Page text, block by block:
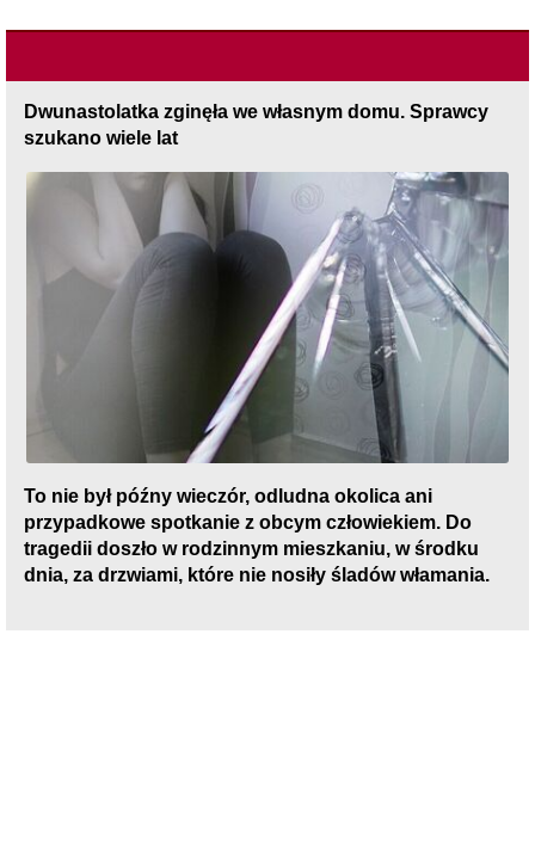
Dwunastolatka zginęła we własnym domu. Sprawcy
szukano wiele lat
To nie był późny wieczór, odludna okolica ani
przypadkowe spotkanie z obcym człowiekiem. Do
tragedii doszło w rodzinnym mieszkaniu, w środku
dnia, za drzwiami, które nie nosiły śladów włamania.